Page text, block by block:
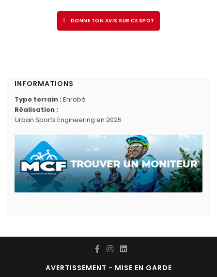
DONNE TON AVIS SUR CE SPOT
INFORMATIONS
Type terrain : Enrobé
Réalisation :
Urban Sports Engineering en 2025
AVERTISSEMENT - MISE EN GARDE